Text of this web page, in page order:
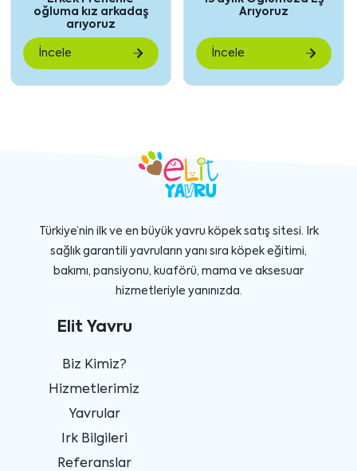
kız arkadaş
içeriği
Türkiye’nin ilk ve en büyük yavru köpek satış sitesi. Irk
sağlık garantili yavruların yanı sıra köpek eğitimi,
bakımı, pansiyonu, kuaförü, mama ve aksesuar
hizmetleriyle yanınızda.
Elit Yavru
Biz Kimiz?
Hizmetlerimiz
Yavrular
Irk Bilgileri
Referanslar